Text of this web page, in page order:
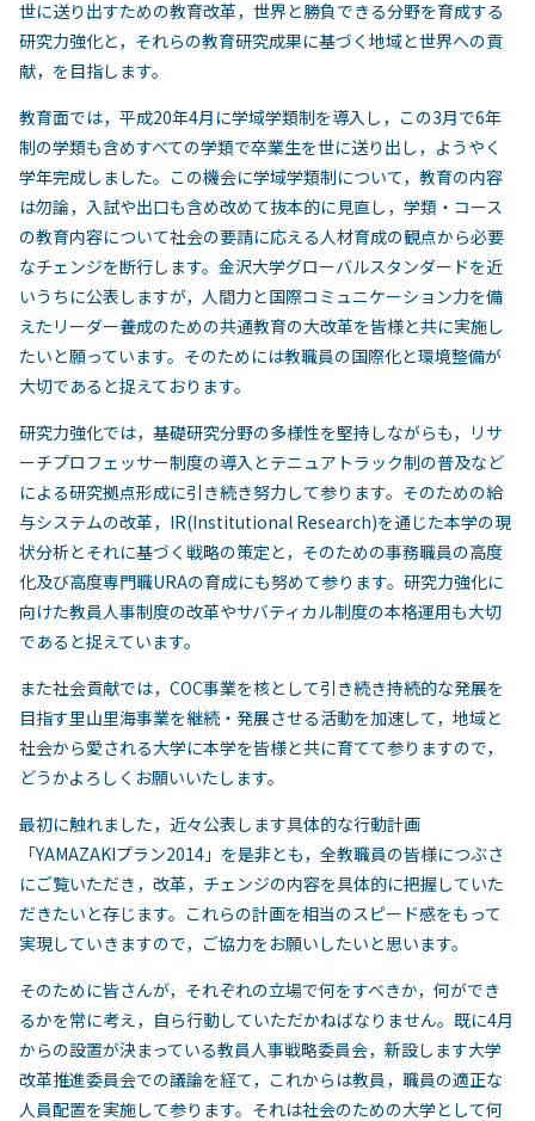
世に送り出すための教育改革，世界と勝負できる分野を育成する
研究力強化と，それらの教育研究成果に基づく地域と世界への貢
献，を目指します。
教育面では，平成20年4月に学域学類制を導入し，この3月で6年
制の学類も含めすべての学類で卒業生を世に送り出し，ようやく
学年完成しました。この機会に学域学類制について，教育の内容
は勿論，入試や出口も含め改めて抜本的に見直し，学類・コース
の教育内容について社会の要請に応える人材育成の観点から必要
なチェンジを断行します。金沢大学グローバルスタンダードを近
いうちに公表しますが，人間力と国際コミュニケーション力を備
えたリーダー養成のための共通教育の大改革を皆様と共に実施し
たいと願っています。そのためには教職員の国際化と環境整備が
大切であると捉えております。
研究力強化では，基礎研究分野の多様性を堅持しながらも，リサ
ーチプロフェッサー制度の導入とテニュアトラック制の普及など
による研究拠点形成に引き続き努力して参ります。そのための給
与システムの改革，IR(Institutional Research)を通じた本学の現
状分析とそれに基づく戦略の策定と，そのための事務職員の高度
化及び高度専門職URAの育成にも努めて参ります。研究力強化に
向けた教員人事制度の改革やサバティカル制度の本格運用も大切
であると捉えています。
また社会貢献では，COC事業を核として引き続き持続的な発展を
目指す里山里海事業を継続・発展させる活動を加速して，地域と
社会から愛される大学に本学を皆様と共に育てて参りますので，
どうかよろしくお願いいたします。
最初に触れました，近々公表します具体的な行動計画
「YAMAZAKIプラン2014」を是非とも，全教職員の皆様につぶさ
にご覧いただき，改革，チェンジの内容を具体的に把握していた
だきたいと存じます。これらの計画を相当のスピード感をもって
実現していきますので，ご協力をお願いしたいと思います。
そのために皆さんが，それぞれの立場で何をすべきか，何ができ
るかを常に考え，自ら行動していただかねばなりません。既に4月
からの設置が決まっている教員人事戦略委員会，新設します大学
改革推進委員会での議論を経て，これからは教員，職員の適正な
人員配置を実施して参ります。それは社会のための大学として何